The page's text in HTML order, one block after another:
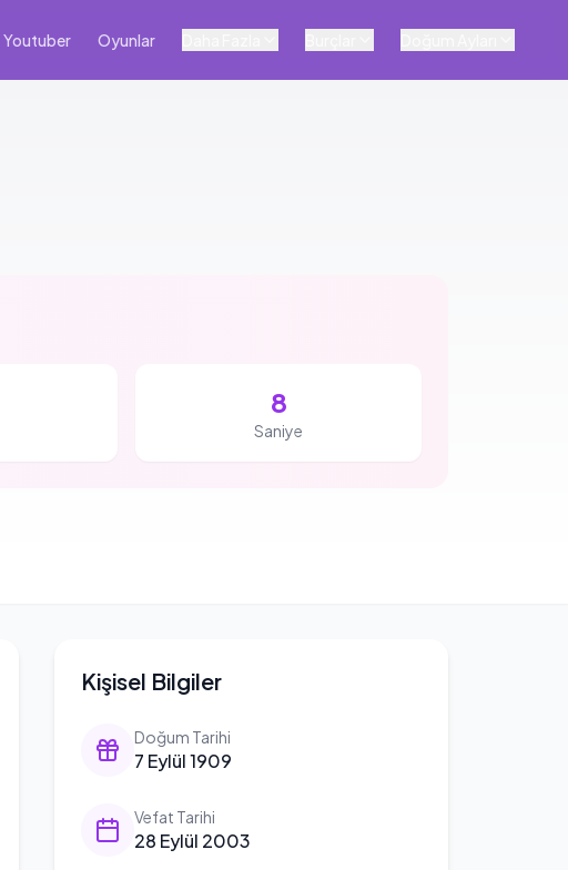
Youtuber Oyunlar
7
Saniye
Kişisel Bilgiler
Doğum Tarihi
7 Eylül 1909
Vefat Tarihi
28 Eylül 2003